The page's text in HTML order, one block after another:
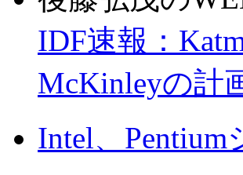
IDF速報：
McKinleyの計
Intel、